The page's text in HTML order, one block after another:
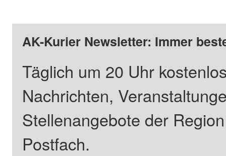
AK-Kurier Newsletter: Immer
Täglich um 20 Uhr
Nachrichten,
Stellenangebote der
Postfach.